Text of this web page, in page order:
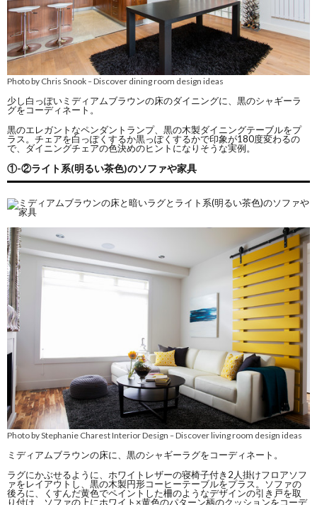
Photo by Chris Snook–Discover dining room design ideas
少し白っぽいミディアムブラウンの床のダイニングに、黒のシャギーラ
グをコーディネート。
黒のエレガントなペンダントランプ、黒の木製ダイニングテーブルをプ
ラス。チェアを白っぽくするか黒っぽくするかで印象が180度変わるの
で、ダイニングチェアの色決めのヒントになりそうな実例。
①-②ライト系(明るい茶色)のソファや家具
Photo by Stephanie Charest Interior Design –Discover living room design ideas
ミディアムブラウンの床に、黒のシャギーラグをコーディネート。
ラグにかぶせるように、ホワイトレザーの寝椅子付き2人掛けフロアソフ
ァをレイアウトし、黒の木製円形コーヒーテーブルをプラス。ソファの
後ろに、くすんだ黄色でペイントした柵のようなデザインの引き戸を取
り付け、ソファの上にホワイト×黄色のパターン柄のクッションをコーデ